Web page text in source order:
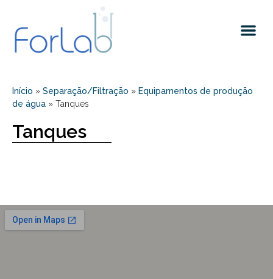
Início » Separação/Filtração » Equipamentos de produção
de água » Tanques
Tanques